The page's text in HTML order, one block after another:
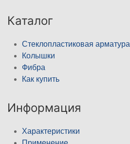
Каталог
Стеклопластиковая арматура
Колышки
Фибра
Как купить
Информация
Характеристики